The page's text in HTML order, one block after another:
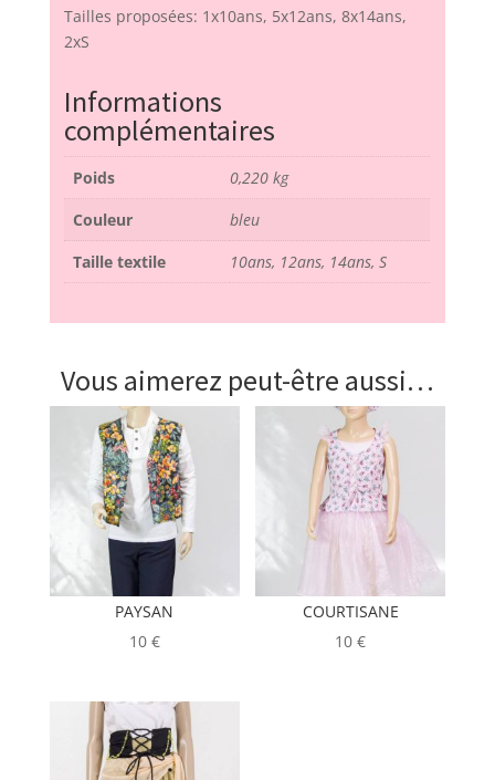
Tailles proposées: 1x10ans, 5x12ans, 8x14ans,
2xS
Informations
complémentaires
Poids
0,220 kg
Couleur
bleu
Taille textile
10ans, 12ans, 14ans, S
Vous aimerez peut-être aussi…
PAYSAN
10 €
COURTISANE
10€